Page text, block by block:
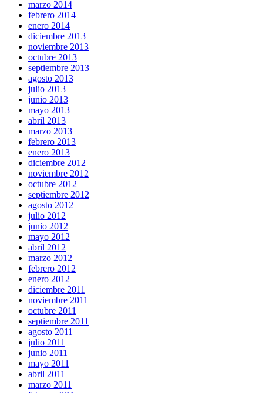
marzo 2014
febrero 2014
enero 2014
diciembre 2013
noviembre 2013
octubre 2013
septiembre 2013
agosto 2013
julio 2013
junio 2013
mayo 2013
abril 2013
marzo 2013
febrero 2013
enero 2013
diciembre 2012
noviembre 2012
octubre 2012
septiembre 2012
agosto 2012
julio 2012
junio 2012
mayo 2012
abril 2012
marzo 2012
febrero 2012
enero 2012
diciembre 2011
noviembre 2011
octubre 2011
septiembre 2011
agosto 2011
julio 2011
junio 2011
mayo 2011
abril 2011
marzo 2011